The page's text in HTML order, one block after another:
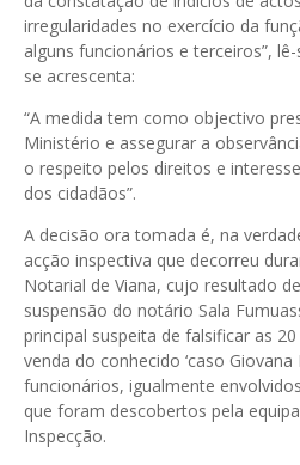
irregularidades no exercício da
alguns funcionários e terceiros”,
se acrescenta:
“A medida tem como objectivo
Ministério e assegurar a
o respeito pelos direitos e
dos cidadãos”.
A decisão ora tomada é, na
acção inspectiva que decorreu
Notarial de Viana, cujo resultado
suspensão do notário Sala
principal suspeita de falsificar as
venda do conhecido ‘caso
funcionários, igualmente
que foram descobertos pela
Inspecção.